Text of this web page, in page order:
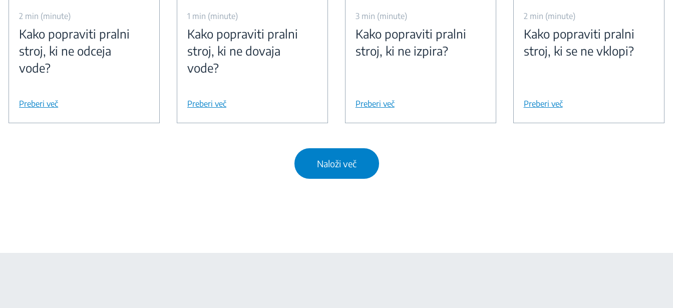
2 min (minute)
Kako popraviti pralni
stroj, ki ne odceja
vode?
Preberi več
1 min (minute)
Kako popraviti pralni
stroj, ki ne dovaja
vode?
Preberi več
3 min (minute)
Kako popraviti pralni
stroj, ki ne izpira?
Preberi več
2 min (minute)
Kako popraviti pralni
stroj, ki se ne vklopi?
Preberi več
Naloži več